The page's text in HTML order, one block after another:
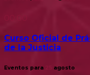
Curso Oficial de
de la Justicia
Eventos para agosto